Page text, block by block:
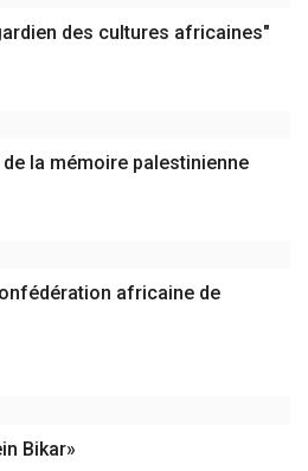
des cultures africaines"
la mémoire palestinienne
africaine de
Bikar»